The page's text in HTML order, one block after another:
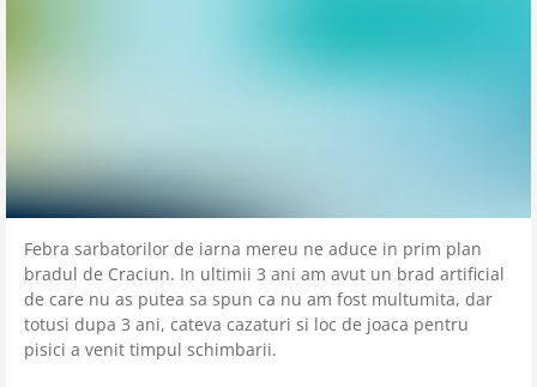
Febra sarbatorilor de iarna mereu ne aduce in prim plan
bradul de Craciun. In ultimii 3 ani am avut un brad artificial
de care nu as putea sa spun ca nu am fost multumita, dar
totusi dupa 3 ani, cateva cazaturi si loc de joaca pentru
pisici a venit timpul schimbarii.